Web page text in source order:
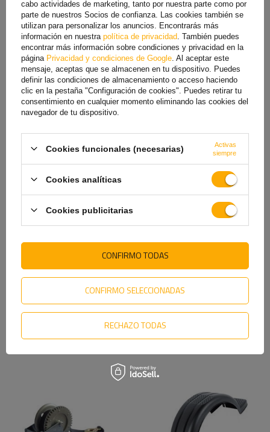
Rodillo guía lateral KNOTT
de 63 mm para remolque de
barco
19,89 €
Soporte lateral para
remolques naúticos - PZ1
altura: 400 mm
48,49 €
VE TAMBIÉN
Cabrestante Knott 1135 kg
114,89 €
Rodillo de quilla Knott 19 cm
20,59 €
cabo actividades de marketing, tanto por nuestra parte como por
parte de nuestros Socios de confianza. Las cookies también se
utilizan para personalizar los anuncios. Encontrarás más
información en nuestra política de privacidad . También puedes
encontrar más información sobre condiciones y privacidad en la
página Privacidad y condiciones de Google . Al aceptar este
mensaje, aceptas que se almacenen en tu dispositivo. Puedes
definir las condiciones de almacenamiento o acceso haciendo
clic en la pestaña "Configuración de cookies". Puedes retirar tu
consentimiento en cualquier momento eliminando las cookies del
navegador de tu dispositivo.
Cookies funcionales (necesarias)
Activas
siempre
Cookies analíticas
Cookies publicitarias
CONFIRMO SELECCIONADAS
RECHAZO TODAS
CONFIRMO TODAS